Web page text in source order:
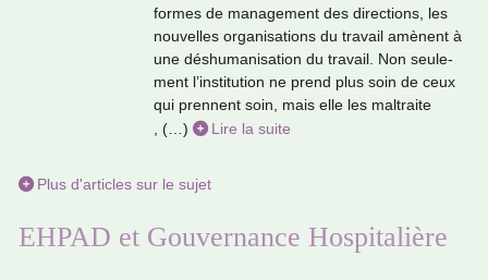
formes de mana­ge­ment des direc­tions, les
nou­vel­les orga­ni­sa­tions du tra­vail amè­nent à
une déshu­ma­ni­sa­tion du tra­vail. Non seu­le­
ment l’ins­ti­tu­tion ne prend plus soin de ceux
qui pren­nent soin, mais elle les mal­traite
, (…)
Lire la suite
Plus d'articles sur le sujet
EHPAD et Gouvernance Hospitalière